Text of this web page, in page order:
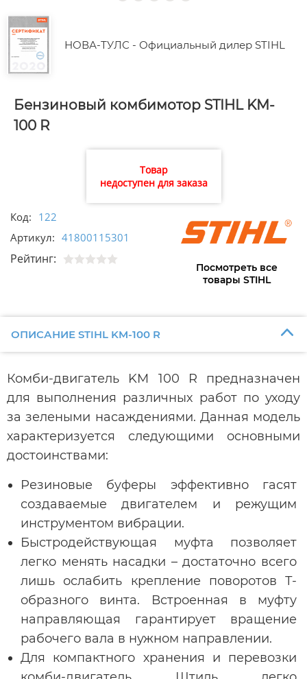
НОВА-ТУЛС - Официальный дилер STIHL
Бензиновый комбимотор STIHL KM-
100 R
Товар
недоступен для заказа
Код: 122
Артикул: 41800115301
Рейтинг:
Посмотреть все
товары STIHL
ОПИСАНИЕ STIHL KM-100 R
Комби-двигатель KM 100 R предназначен
для выполнения различных работ по уходу
за зелеными насаждениями. Данная модель
характеризуется следующими основными
достоинствами:
Резиновые буферы эффективно гасят
создаваемые двигателем и режущим
инструментом вибрации.
Быстродействующая муфта позволяет
легко менять насадки – достаточно всего
лишь ослабить крепление поворотов Т-
образного винта. Встроенная в муфту
направляющая гарантирует вращение
рабочего вала в нужном направлении.
Для компактного хранения и перевозки